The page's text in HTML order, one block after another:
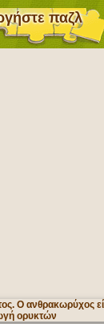
παζλ